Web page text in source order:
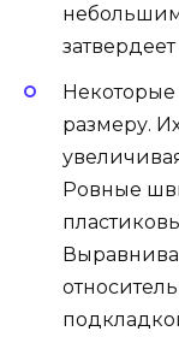
Некоторые
размеру.
Ровные